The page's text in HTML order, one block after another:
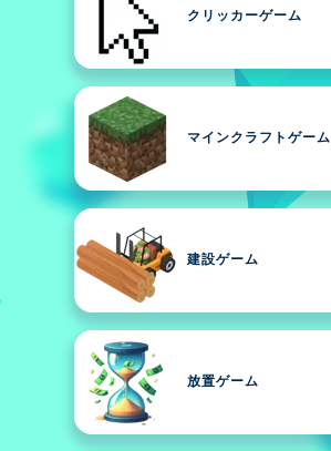
クリッカーゲーム
マインクラフトゲーム
建設ゲーム
放置ゲーム